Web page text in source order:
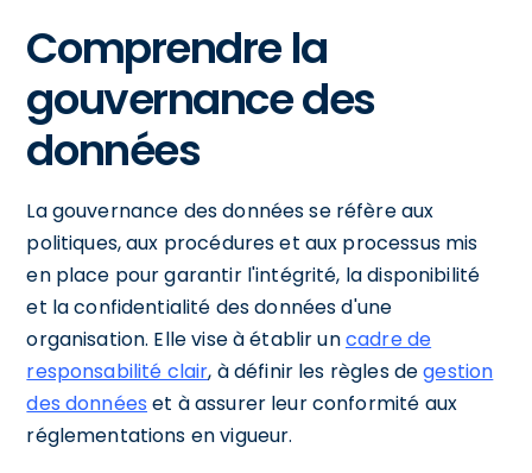
Comprendre la
gouvernance des
données
La gouvernance des données se réfère aux
politiques, aux procédures et aux processus mis
en place pour garantir l'intégrité, la disponibilité
et la confidentialité des données d'une
organisation. Elle vise à établir uncadre de
responsabilité clair, à définir les règles degestion
des données et à assurer leur conformité aux
réglementations en vigueur.